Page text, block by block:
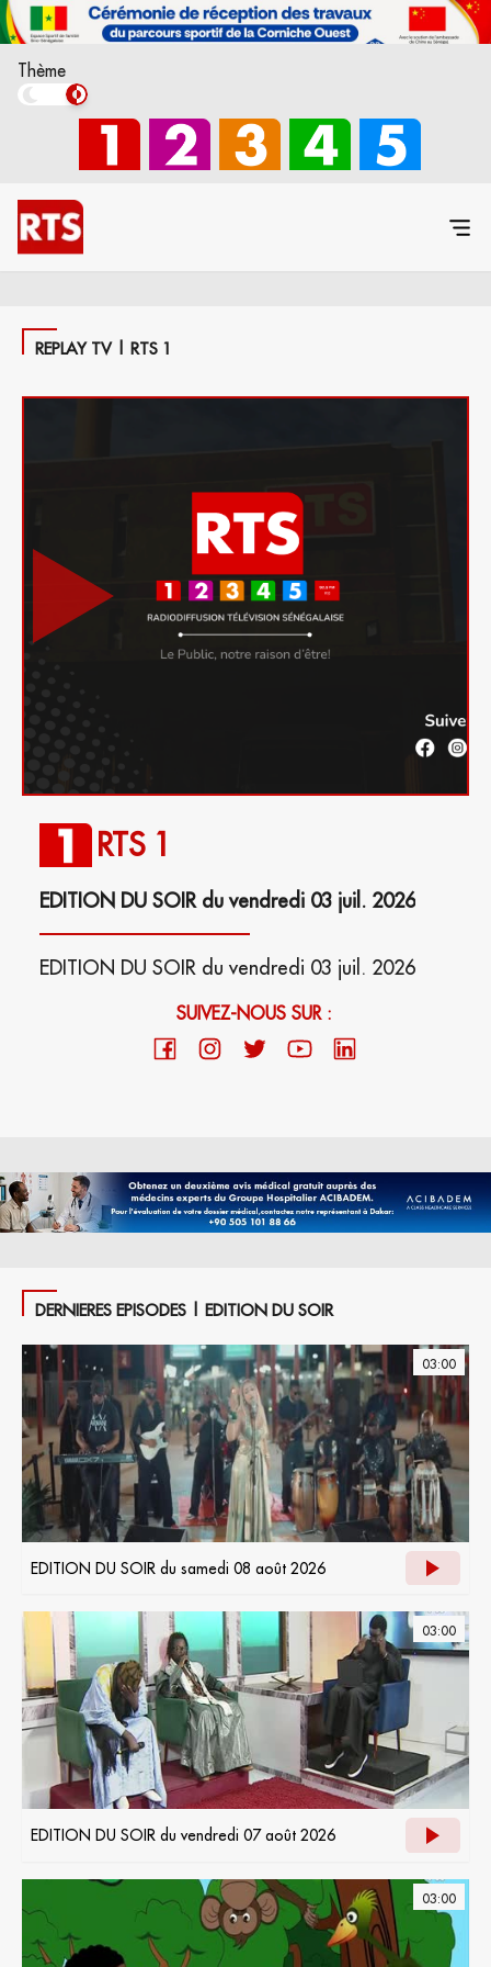
Thème
REPLAY TV | RTS 1
RTS 1
EDITION DU SOIR du vendredi 03 juil. 2026
EDITION DU SOIR du vendredi 03 juil. 2026
SUIVEZ-NOUS SUR :
DERNIERES EPISODES | EDITION DU SOIR
03:00
EDITION DU SOIR du samedi 08 août 2026
03:00
EDITION DU SOIR du vendredi 07 août 2026
03:00